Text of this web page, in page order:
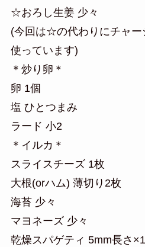
☆おろし生姜 少々
(今回は☆の代わりにチャー
使っています)
＊炒り卵＊
卵 1個
塩 ひとつまみ
ラード 小2
＊イルカ＊
スライスチーズ 1枚
大根(orハム) 薄切り2枚
海苔 少々
マヨネーズ 少々
乾燥スパゲティ 5mm長さ